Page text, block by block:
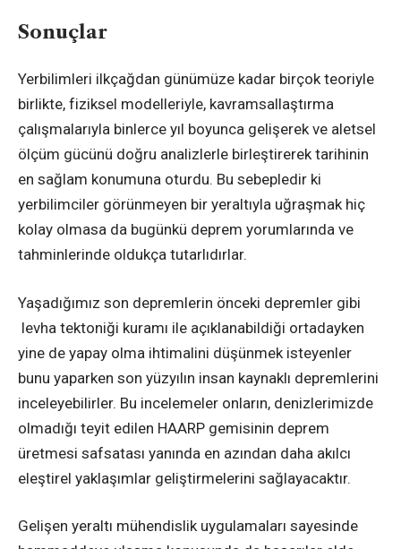
Sonuçlar
Yerbilimleri ilkçağdan günümüze kadar birçok teoriyle
birlikte, fiziksel modelleriyle, kavramsallaştırma
çalışmalarıyla binlerce yıl boyunca gelişerek ve aletsel
ölçüm gücünü doğru analizlerle birleştirerek tarihinin
en sağlam konumuna oturdu. Bu sebepledir ki
yerbilimciler görünmeyen bir yeraltıyla uğraşmak hiç
kolay olmasa da bugünkü deprem yorumlarında ve
tahminlerinde oldukça tutarlıdırlar.
Yaşadığımız son depremlerin önceki depremler gibi
levha tektoniği kuramı ile açıklanabildiği ortadayken
yine de yapay olma ihtimalini düşünmek isteyenler
bunu yaparken son yüzyılın insan kaynaklı depremlerini
inceleyebilirler. Bu incelemeler onların, denizlerimizde
olmadığı teyit edilen HAARP gemisinin deprem
üretmesi safsatası yanında en azından daha akılcı
eleştirel yaklaşımlar geliştirmelerini sağlayacaktır.
Gelişen yeraltı mühendislik uygulamaları sayesinde